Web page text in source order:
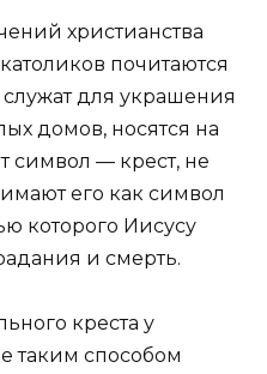
христианства
почитаются
для украшения
домов, носятся на
символ — крест, не
его как символ
которого Иисусу
и смерть.
креста у
таким способом